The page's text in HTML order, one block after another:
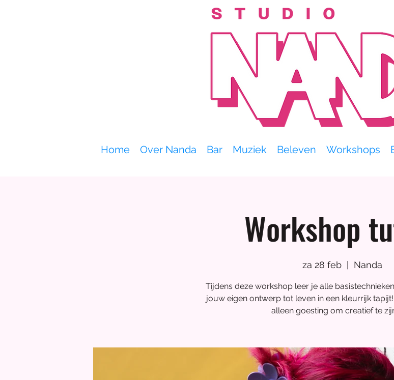
Home Over Nanda Bar Muziek Beleven Workshops
Workshop Keramiek - Maak je eigen
07 aug 2026, 14:00 – 17:00
Drongenstraat 50, 9160 Lokeren, België
Workshop
za 28 feb
  |
Nanda
Tijdens deze workshop leer je alle
jouw eigen ontwerp tot leven in een kleurrijk
alleen goesting om creatief te